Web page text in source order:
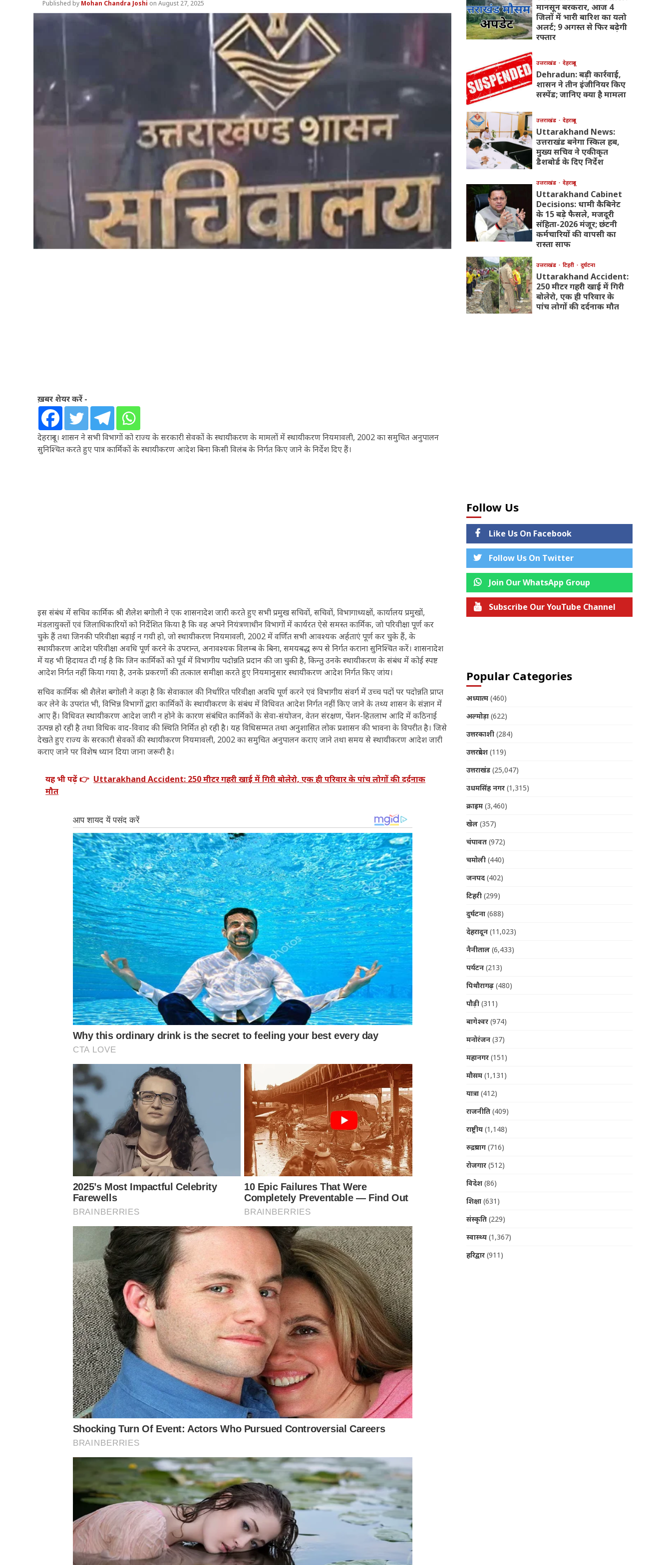
Mohan Chandra Joshi August 27, 2025
ख़बर शेयर करें -
देहरादून। शासन ने सभी विभागों को राज्य के सरकारी सेवकों के स्थायीकरण के मामलों में स्थायीकरण नियमावली, 2002 का समुचित अनुपालन
सुनिश्चित करते हुए पात्र कार्मिकों के स्थायीकरण आदेश बिना किसी विलंब के निर्गत किए जाने के निर्देश दिए हैं।
इस संबंध में सचिव कार्मिक श्री शैलेश बगोली ने एक शासनादेश जारी करते हुए सभी प्रमुख सचिवों, सचिवों, विभागाध्यक्षों, कार्यालय प्रमुखों,
मंडलायुक्तों एवं जिलाधिकारियों को निर्देशित किया है कि वह अपने नियंत्रणाधीन विभागों में कार्यरत ऐसे समस्त कार्मिक, जो परिवीक्षा पूर्ण कर
चुके हैं तथा जिनकी परिवीक्षा बढ़ाई न गयी हो, जो स्थायीकरण नियमावली, 2002 में वर्णित सभी आवश्यक अर्हताएं पूर्ण कर चुके हैं, के
स्थायीकरण आदेश परिवीक्षा अवधि पूर्ण करने के उपरान्त, अनावश्यक विलम्ब के बिना, समयबद्ध रूप से निर्गत कराना सुनिश्चित करें। शासनादेश
में यह भी हिदायत दी गई है कि जिन कार्मिकों को पूर्व में विभागीय पदोन्नति प्रदान की जा चुकी है, किन्तु उनके स्थायीकरण के संबंध में कोई स्पष्ट
आदेश निर्गत नहीं किया गया है, उनके प्रकरणों की तत्काल समीक्षा करते हुए नियमानुसार स्थायीकरण आदेश निर्गत किए जांय।
सचिव कार्मिक श्री शैलेश बगोली ने कहा है कि सेवाकाल की निर्धारित परिवीक्षा अवधि पूर्ण करने एवं विभागीय संवर्ग में उच्च पदों पर पदोन्नति प्राप्त
कर लेने के उपरांत भी, विभिन्न विभागों द्वारा कार्मिकों के स्थायीकरण के संबंध में विधिवत आदेश निर्गत नहीं किए जाने के तथ्य शासन के संज्ञान में
आए हैं। विधिवत स्थायीकरण आदेश जारी न होने के कारण संबंधित कार्मिकों के सेवा-संयोजन, वेतन संरक्षण, पेंशन-हितलाभ आदि में कठिनाई
उत्पन्न हो रही है तथा विधिक वाद-विवाद की स्थिति निर्मित हो रही है। यह विधिसम्मत तथा अनुशासित लोक प्रशासन की भावना के विपरीत है। जिसे
देखते हुए राज्य के सरकारी सेवकों की स्थायीकरण नियमावली, 2002 का समुचित अनुपालन कराए जाने तथा समय से स्थायीकरण आदेश जारी
कराए जाने पर विशेष ध्यान दिया जाना जरूरी है।
यह भी पढ़ें 👉 Uttarakhand Accident: 250 मीटर गहरी खाई में गिरी बोलेरो, एक ही परिवार के पांच लोगों की दर्दनाक
मौत
मानसून बरकरार, आज 4
जिलों में भारी बारिश का यलो
अलर्ट; 9 अगस्त से फिर बढ़ेगी
रफ्तार
उत्तराखंड देहरादून
Dehradun: बड़ी कार्रवाई,
शासन ने तीन इंजीनियर किए
सस्पेंड; जानिए क्या है मामला
उत्तराखंड देहरादून
Uttarakhand News:
उत्तराखंड बनेगा स्किल हब,
मुख्य सचिव ने एकीकृत
डैशबोर्ड के दिए निर्देश
उत्तराखंड देहरादून
Uttarakhand Cabinet
Decisions: धामी कैबिनेट
के 15 बड़े फैसले, मजदूरी
संहिता-2026 मंजूर; छंटनी
कर्मचारियों की वापसी का
रास्ता साफ
उत्तराखंड टिहरी दुर्घटना
Uttarakhand Accident:
250 मीटर गहरी खाई में गिरी
बोलेरो, एक ही परिवार के
पांच लोगों की दर्दनाक मौत
Follow Us
Like Us On Facebook
Follow Us On Twitter
Join Our WhatsApp Group
Subscribe Our YouTube Channel
Popular Categories
अध्यात्म(460)
अल्मोड़ा(622)
उत्तरकाशी(284)
उत्तरप्रदेश(119)
उत्तराखंड(25,047)
उधमसिंह नगर(1,315)
क्राइम(3,460)
खेल(357)
चंपावत(972)
चमोली(440)
जनपद(402)
टिहरी(299)
दुर्घटना(688)
देहरादून(11,023)
नैनीताल(6,433)
पर्यटन(213)
पिथौरागढ़(480)
पौड़ी(311)
बागेश्वर(974)
मनोरंजन(37)
महानगर(151)
मौसम(1,131)
यात्रा(412)
राजनीति(409)
राष्ट्रीय(1,148)
रुद्रप्रयाग(716)
रोजगार(512)
विदेश(86)
शिक्षा(631)
संस्कृति(229)
स्वास्थ्य(1,367)
हरिद्वार(911)